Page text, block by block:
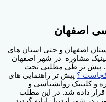
اصفهان
اصفهان و حتی استان های
مشاوره در شهر اصفهان
پیش تر طی مطلبی تحت
کجاست ؟ پیش تر راهنمایی های
و کلینیک روانشناسی و
داده شد. در این مطلب